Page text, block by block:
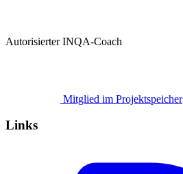
Autorisierter INQA-Coach
Mitglied im Projektspeicher
Links